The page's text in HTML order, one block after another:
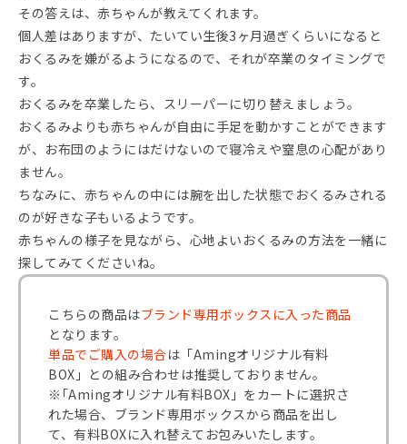
その答えは、赤ちゃんが教えてくれます。
個人差はありますが、たいてい生後3ヶ月過ぎくらいになると
おくるみを嫌がるようになるので、それが卒業のタイミングで
す。
おくるみを卒業したら、スリーパーに切り替えましょう。
おくるみよりも赤ちゃんが自由に手足を動かすことができます
が、お布団のようにはだけないので寝冷えや窒息の心配があり
ません。
ちなみに、赤ちゃんの中には腕を出した状態でおくるみされる
のが好きな子もいるようです。
赤ちゃんの様子を見ながら、心地よいおくるみの方法を一緒に
探してみてくださいね。
こちらの商品はブランド専用ボックスに入った商品
となります。
単品でご購入の場合は「Amingオリジナル有料
BOX」との組み合わせは推奨しておりません。
※｢Amingオリジナル有料BOX」をカートに選択さ
れた場合、ブランド専用ボックスから商品を出し
て、有料BOXに入れ替えてお包みいたします。